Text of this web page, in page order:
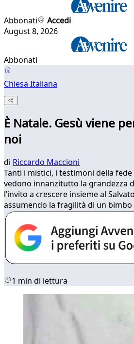
Abbonati
Accedi
August 8, 2026
Abbonati
Chiesa Italiana
È Natale. Gesù viene
noi
di Riccardo Maccioni
Tanti i mistici, i testimoni della
vedono innanzitutto la grandezza
l’invito a crescere insieme al
assumendo la fragilità di un bimbo
1 min di lettura